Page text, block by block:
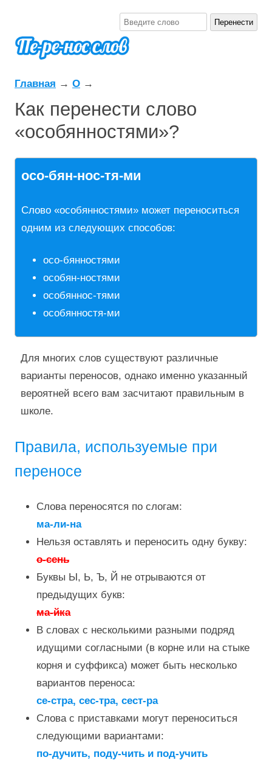
Главная → О →
Как перенести слово
«особянностями»?
осо-бян-нос-тя-ми
Слово «особянностями» может переноситься
одним из следующих способов:
осо-бянностями
особян-ностями
особяннос-тями
особянностя-ми
Для многих слов существуют различные
варианты переносов, однако именно указанный
вероятней всего вам засчитают правильным в
школе.
Правила, используемые при
переносе
Слова переносятся по слогам:
ма-ли-на
Нельзя оставлять и переносить одну букву:
о-сень
Буквы Ы, Ь, Ъ, Й не отрываются от
предыдущих букв:
ма-йка
В словах с несколькими разными подряд
идущими согласными (в корне или на стыке
корня и суффикса) может быть несколько
вариантов переноса:
се-стра, сес-тра, сест-ра
Слова с приставками могут переноситься
следующими вариантами:
по-дучить, поду-чить и под-учить